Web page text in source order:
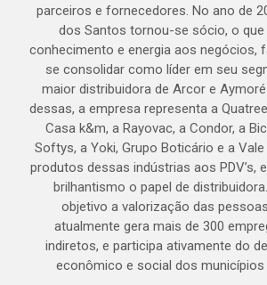
parceiros e fornecedores. No ano de
dos Santos tornou-se sócio, o que
conhecimento e energia aos negócios,
se consolidar como líder em seu
maior distribuidora de Arcor e
dessas, a empresa representa a
Casa k&m, a Rayovac, a Condor, a
Softys, a Yoki, Grupo Boticário e a
produtos dessas indústrias aos PDV’s,
brilhantismo o papel de
objetivo a valorização das
atualmente gera mais de 300
indiretos, e participa ativamente do
econômico e social dos municípios